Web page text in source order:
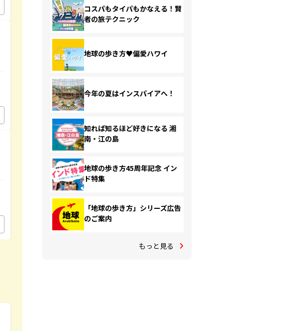
コスパもタイパもかなえる！賢
者の旅テクニック
地球の歩き方♥偏愛ハワイ
今年の夏はインスパイアへ！
知れば知るほど好きになる 湘
南・江の島
地球の歩き方45周年記念 イン
ド特集
「地球の歩き方」シリーズ広告
のご案内
もっと見る